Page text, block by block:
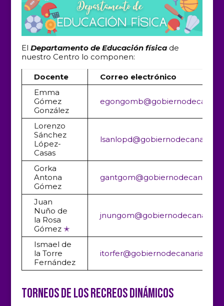
El Departamento de Educación física de
nuestro Centro lo componen:
Docente
Correo electrónico
Emma
Gómez
González
Lorenzo
Sánchez
López-
Casas
lsanlopd
Gorka
Antona
Gómez
Juan
Nuño de
la Rosa
Gómez ✭
Ismael de
la Torre
Fernández
itorfer@gobiernodecanarias.org
Torneos de los Recreos Dinámicos